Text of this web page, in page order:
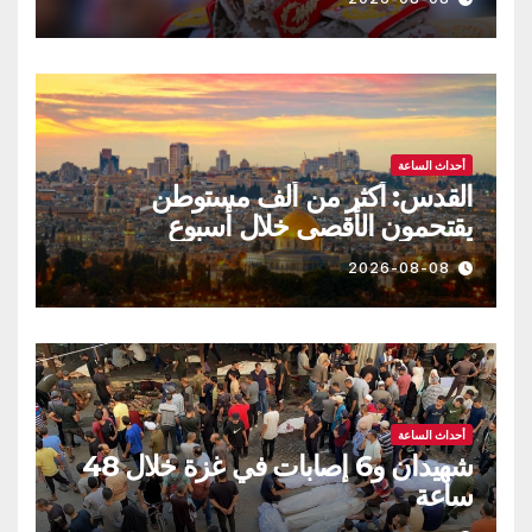
أحداث الساعة
القدس: أكثر من ألف مستوطن
يقتحمون الأقصى خلال أسبوع
2026-08-08
أحداث الساعة
شهيدان و6 إصابات في غزة خلال 48
ساعة